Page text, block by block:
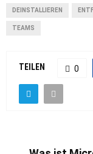
DEINSTALLIEREN
TEAMS
TEILEN 0